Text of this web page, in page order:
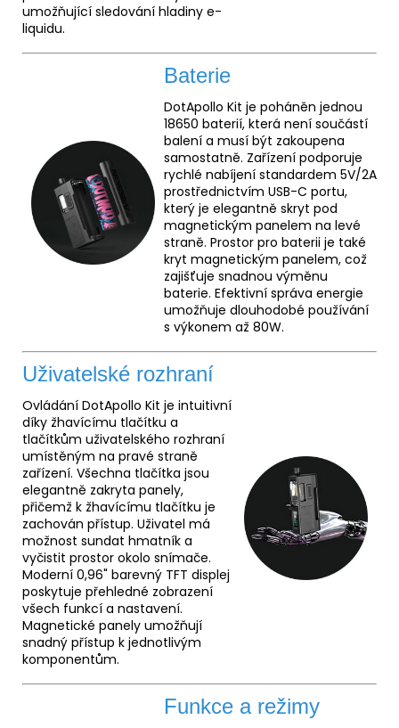
umožňující sledování hladiny e-
liquidu.
Baterie
DotApollo Kit je poháněn jednou
18650 baterií, která není součástí
balení a musí být zakoupena
samostatně. Zařízení podporuje
rychlé nabíjení standardem 5V/2A
prostřednictvím USB-C portu,
který je elegantně skryt pod
magnetickým panelem na levé
straně. Prostor pro baterii je také
kryt magnetickým panelem, což
zajišťuje snadnou výměnu
baterie. Efektivní správa energie
umožňuje dlouhodobé používání
s výkonem až 80W.
Uživatelské rozhraní
Ovládání DotApollo Kit je intuitivní
díky žhavícímu tlačítku a
tlačítkům uživatelského rozhraní
umístěným na pravé straně
zařízení. Všechna tlačítka jsou
elegantně zakryta panely,
přičemž k žhavícímu tlačítku je
zachován přístup. Uživatel má
možnost sundat hmatník a
vyčistit prostor okolo snímače.
Moderní 0,96" barevný TFT displej
poskytuje přehledné zobrazení
všech funkcí a nastavení.
Magnetické panely umožňují
snadný přístup k jednotlivým
komponentům.
Funkce a režimy